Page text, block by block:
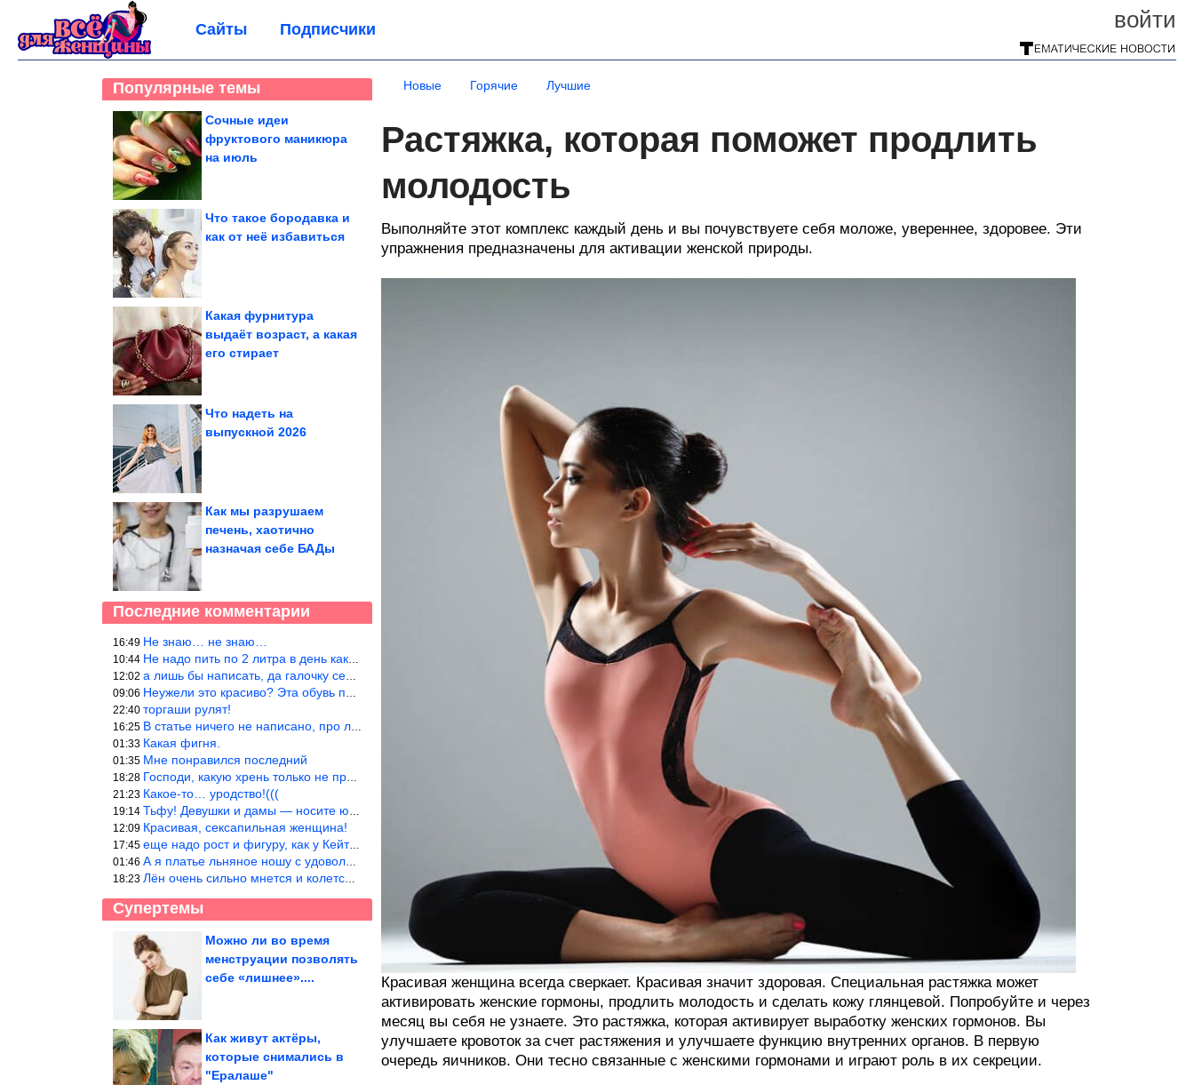
войти
Сайты Подписчики
Популярные темы
Сочные идеи
фруктового маникюра
на июль
Что такое бородавка и
как от неё избавиться
Какая фурнитура
выдаёт возраст, а какая
его стирает
Что надеть на
выпускной 2026
Как мы разрушаем
печень, хаотично
назначая себе БАДы
Последние комментарии
16:49 Не знаю… не знаю…
10:44 Не надо пить по 2 литра в день как советуют, пейте только когда
12:02 а лишь бы написать, да галочку себе поставить: я написала статью
09:06 Неужели это красиво? Эта обувь похожа на копыто животного, не хв
22:40 торгаши рулят!
16:25 В статье ничего не написано, про ловушки при выкладывании товара
01:33 Какая фигня.
01:35 Мне понравился последний
18:28 Господи, какую хрень только не придумают, лишь бы бабла срубить!
21:23 Какое-то… уродство!(((
19:14 Тьфу! Девушки и дамы — носите юбки(пожалуйста), любые штаны на ж
12:09 Красивая, сексапильная женщина!
17:45 еще надо рост и фигуру, как у Кейт Мос в юности… тогда и стиль т
01:46 А я платье льняное ношу с удовольствием.Мнется как и все. Но это
18:23 Лён очень сильно мнется и колется. Был у меня костюм, юбка и жак
Супертемы
5 ошибок, почему грибы
Вы всё время...
Можно ли во время
менструации позволять
себе «лишнее»....
Как живут актёры,
которые снимались в
"Ералаше"
Новые Горячие Лучшие
Растяжка, которая поможет продлить
молодость
Выполняйте этот комплекс каждый день и вы почувствуете себя моложе, увереннее, здоровее. Эти
упражнения предназначены для активации женской природы.
Красивая женщина всегда сверкает. Красивая значит здоровая. Специальная растяжка может
активировать женские гормоны, продлить молодость и сделать кожу глянцевой. Попробуйте и через
месяц вы себя не узнаете. Это растяжка, которая активирует выработку женских гормонов. Вы
улучшаете кровоток за счет растяжения и улучшаете функцию внутренних органов. В первую
очередь яичников. Они тесно связанные с женскими гормонами и играют роль в их секреции.